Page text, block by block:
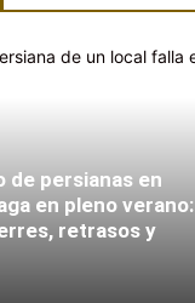
de persianas en
en pleno verano:
retrasos y